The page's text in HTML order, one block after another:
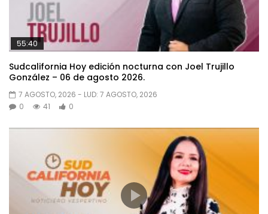
55:40
Sudcalifornia Hoy edición nocturna con Joel Trujillo
González – 06 de agosto 2026.
7 AGOSTO, 2026 - LUD: 7 AGOSTO, 2026
0
41 0